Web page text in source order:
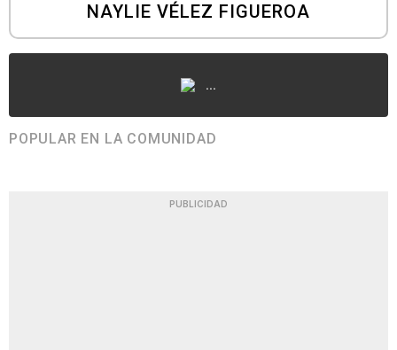
NAYLIE VÉLEZ FIGUEROA
...
POPULAR EN LA COMUNIDAD
PUBLICIDAD